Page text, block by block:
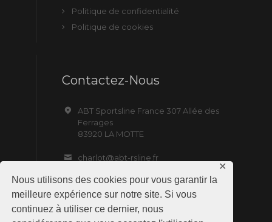
Nous utilisons des cookies pour vous garantir la
meilleure expérience sur notre site. Si vous
continuez à utiliser ce dernier, nous
✕
Politique de confidentialité
Politique de cookies
Contactez-Nous
ABT Sportsline France 307 Allée des
Ferrages
83920 LA MOTTE
charlot@abt-rsline.fr